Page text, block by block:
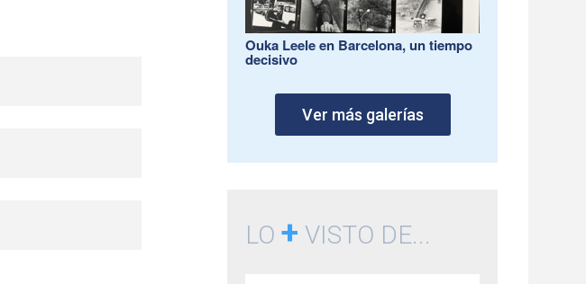
Ouka Leele en Barcelona, un tiempo
decisivo
Ver más galerías
LO+ VISTO DE...